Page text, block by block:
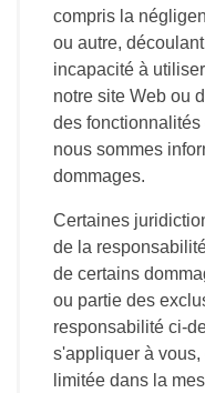
compris la
ou autre,
incapacité à
notre site Web ou
des fonctionnalités
nous sommes
dommages.
Certaines
de la
de certains
ou partie des
responsabilité ci-
s'appliquer à
limitée dans la